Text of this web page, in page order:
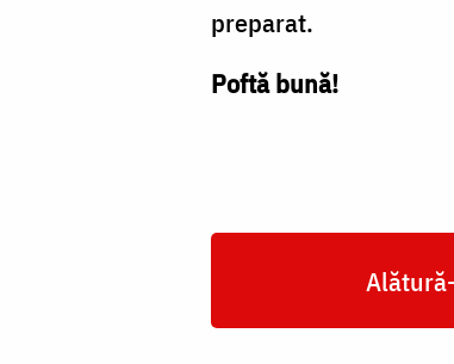
preparat.
Poftă bună!